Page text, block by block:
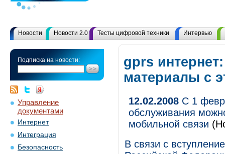
Новости Новости 2.0 Тесты цифровой техники Интервью
Подписка на новости:
Управление
документами
Интернет
Интеграция
Безопасность
gprs
материалы с
12.02.2008 С 1
обслуживания
мобильной связи
В связи с